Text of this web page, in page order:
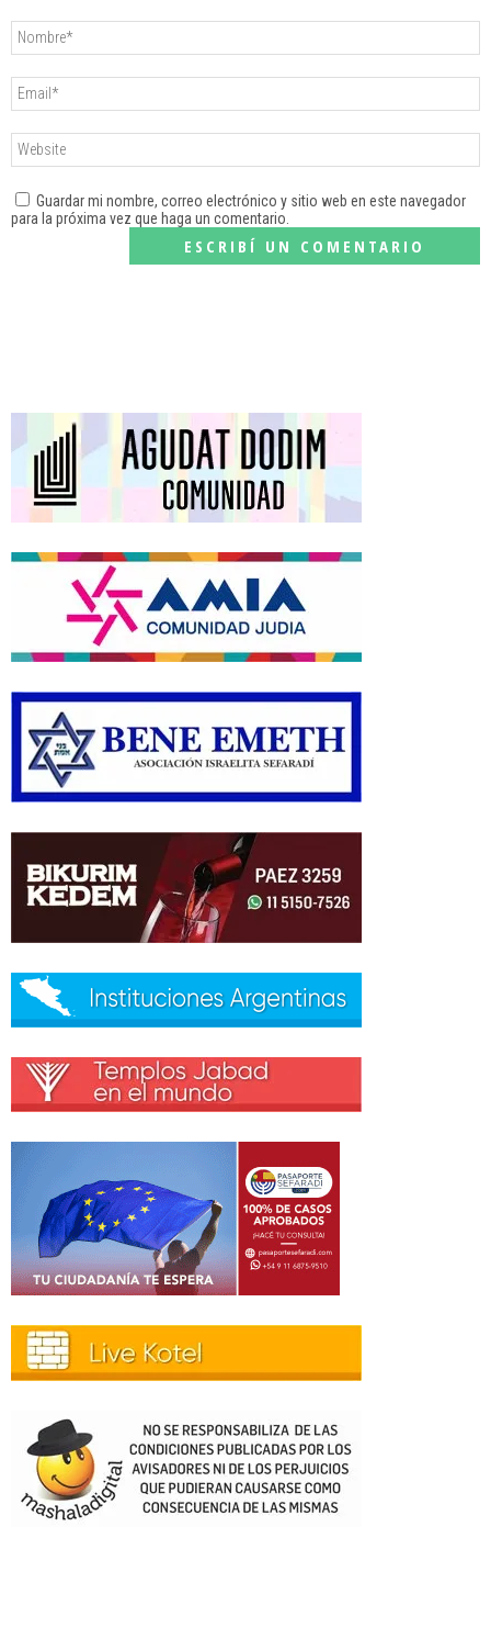
Guardar mi nombre, correo electrónico y sitio web en este navegador
para la próxima vez que haga un comentario.